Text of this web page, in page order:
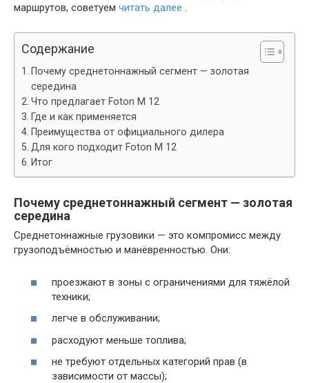
маршрутов, советуем читать далее .
Содержание
Почему среднетоннажный сегмент — золотая
середина
Что предлагает Foton M 12
Где и как применяется
Преимущества от официального дилера
Для кого подходит Foton M 12
Итог
Почему среднетоннажный сегмент — золотая
середина
Среднетоннажные грузовики — это компромисс между
грузоподъёмностью и манёвренностью. Они:
проезжают в зоны с ограничениями для тяжёлой
техники;
легче в обслуживании;
расходуют меньше топлива;
не требуют отдельных категорий прав (в
зависимости от массы);